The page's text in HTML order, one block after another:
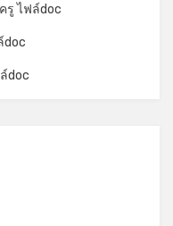
ไฟล์doc
doc
doc